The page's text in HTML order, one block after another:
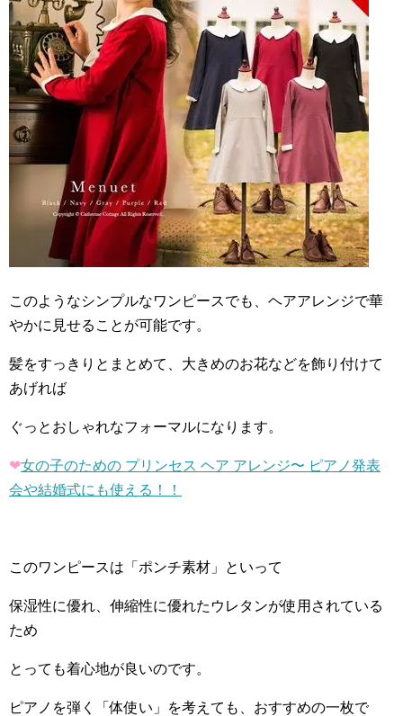
このようなシンプルなワンピースでも、ヘアアレンジで華
やかに見せることが可能です。
髪をすっきりとまとめて、大きめのお花などを飾り付けて
あげれば
ぐっとおしゃれなフォーマルになります。
❤︎女の子のための プリンセス ヘア アレンジ〜 ピアノ発表
会や結婚式にも使える！！
このワンピースは「ポンチ素材」といって
保湿性に優れ、伸縮性に優れたウレタンが使用されている
ため
とっても着心地が良いのです。
ピアノを弾く「体使い」を考えても、おすすめの一枚で